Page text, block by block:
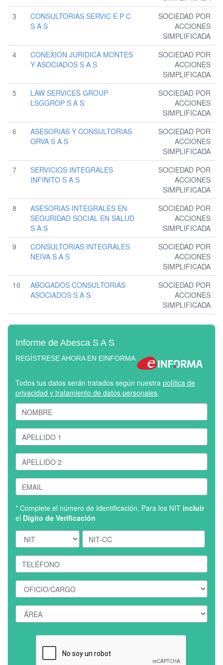
3
CONSULTORIAS SERVIC E P C
S A S
SOCIEDAD POR
ACCIONES
SIMPLIFICADA
4
CONEXION JURIDICA MONTES
Y ASOCIADOS S A S
SOCIEDAD POR
ACCIONES
SIMPLIFICADA
5
LAW SERVICES GROUP
LSGGROP S A S
SOCIEDAD POR
ACCIONES
SIMPLIFICADA
6
ASESORIAS Y CONSULTORIAS
ORVA S A S
SOCIEDAD POR
ACCIONES
SIMPLIFICADA
7
SERVICIOS INTEGRALES
INFINITO S A S
SOCIEDAD POR
ACCIONES
SIMPLIFICADA
8
ASESORIAS INTEGRALES EN
SEGURIDAD SOCIAL EN SALUD
S A S
SOCIEDAD POR
ACCIONES
SIMPLIFICADA
9
CONSULTORIAS INTEGRALES
NEIVA S A S
SOCIEDAD POR
ACCIONES
SIMPLIFICADA
10
ABOGADOS CONSULTORIAS
ASOCIADOS S A S
SOCIEDAD POR
ACCIONES
SIMPLIFICADA
Informe de Abesca S A S
REGÍSTRESE AHORA EN EINFORMA
Todos tus datos serán tratados según nuestra política de
privacidad y tratamiento de datos personales.
* Complete el número de Identificación. Para los NIT incluir
el Dígito de Verificación